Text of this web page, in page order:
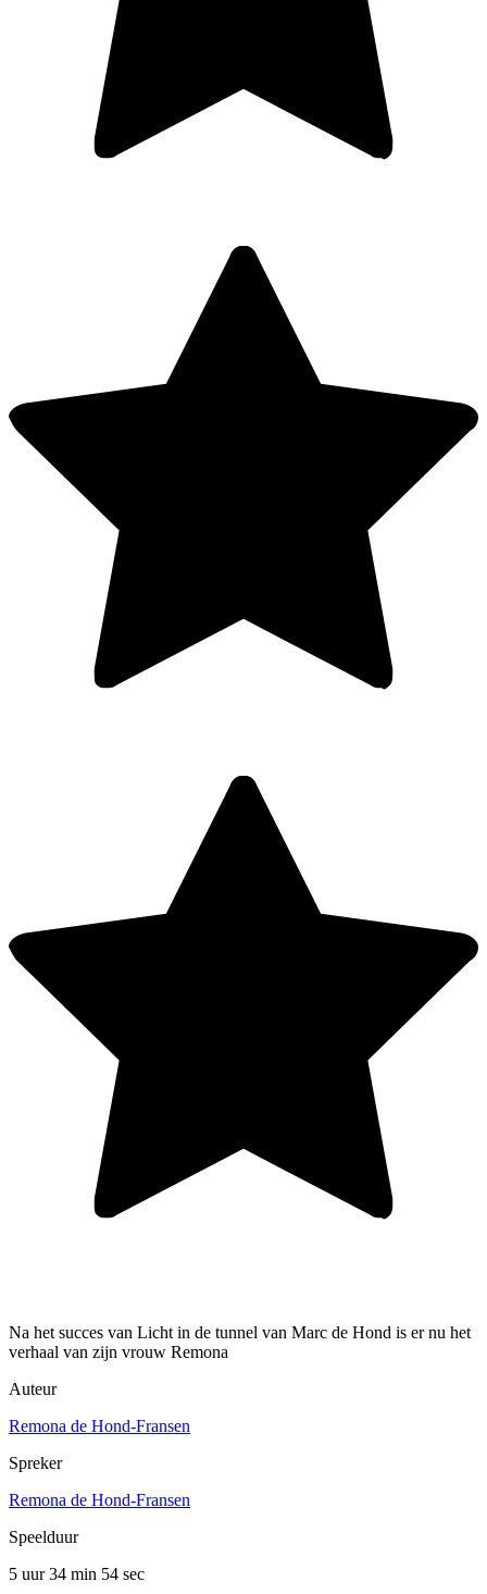
Na het succes van Licht in de tunnel van Marc de Hond is er nu het
verhaal van zijn vrouw Remona
Auteur
Remona de Hond-Fransen
Spreker
Remona de Hond-Fransen
Speelduur
5 uur 34 min 54 sec